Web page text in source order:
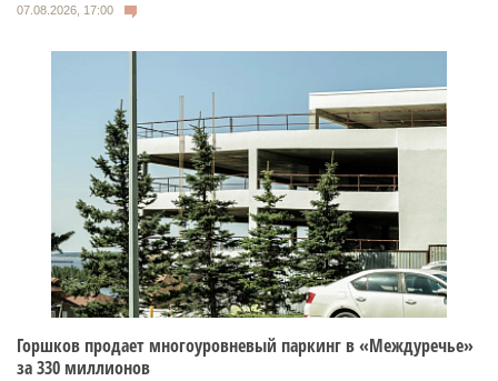
07.08.2026, 17:00
Горшков продает многоуровневый паркинг в «Междуречье»
за 330 миллионов